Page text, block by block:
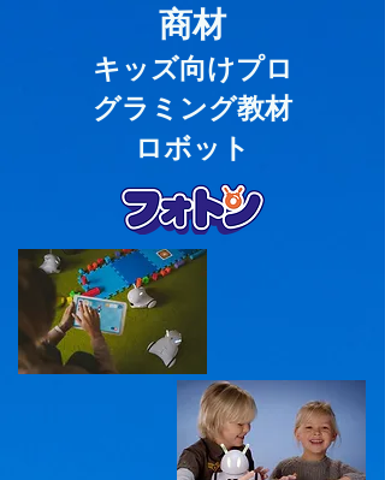
商材
​キッズ向けプロ
グラミング教材
ロボット